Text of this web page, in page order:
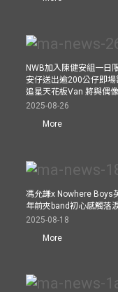
NWB加入陳健安組一日
安仔送出逾200公仔即
追星天花板Van 將與偶
2025-08-26
More
馮允謙x Nowhere Boys
年前夾band初心感觸落
2025-08-18
More